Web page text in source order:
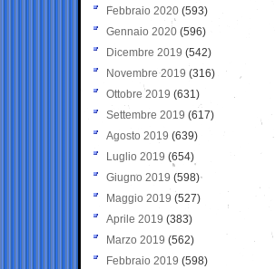
Febbraio 2020 (593)
Gennaio 2020 (596)
Dicembre 2019 (542)
Novembre 2019 (316)
Ottobre 2019 (631)
Settembre 2019 (617)
Agosto 2019 (639)
Luglio 2019 (654)
Giugno 2019 (598)
Maggio 2019 (527)
Aprile 2019 (383)
Marzo 2019 (562)
Febbraio 2019 (598)